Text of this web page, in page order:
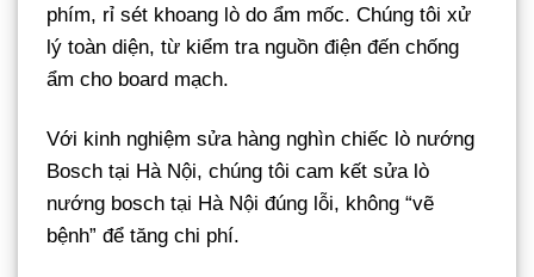
phím, rỉ sét khoang lò do ẩm mốc. Chúng tôi xử
lý toàn diện, từ kiểm tra nguồn điện đến chống
ẩm cho board mạch.
Với kinh nghiệm sửa hàng nghìn chiếc lò nướng
Bosch tại Hà Nội, chúng tôi cam kết sửa lò
nướng bosch tại Hà Nội đúng lỗi, không “vẽ
bệnh” để tăng chi phí.